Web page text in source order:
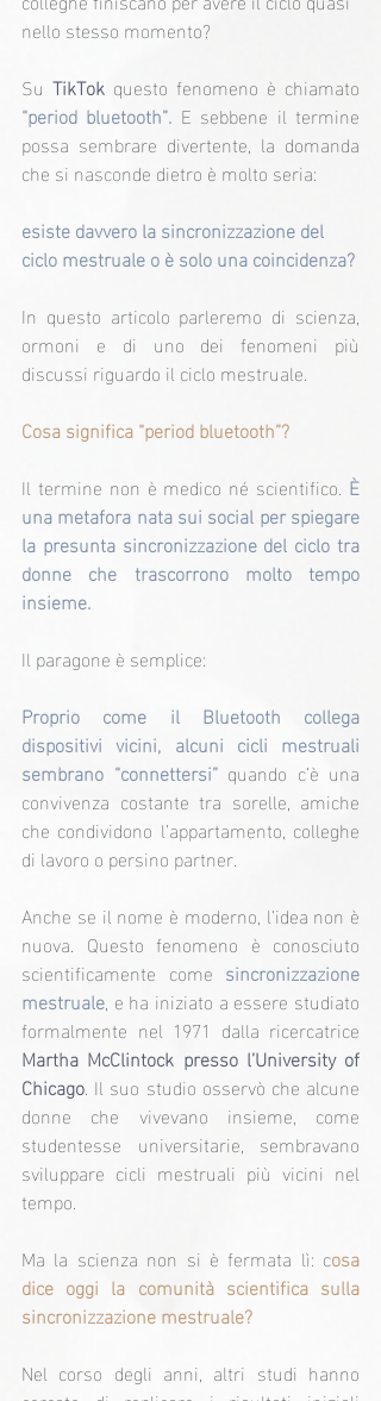
nello stesso momento?
Su TikTok
“period bluetooth”. E sebbene il termine
possa sembrare divertente, la domanda
che si nasconde dietro è molto seria:
esiste davvero la sincronizzazione del
ciclo mestruale o è solo una coincidenza?
In questo articolo parleremo di scienza,
ormoni e di uno dei fenomeni più
discussi riguardo il ciclo mestruale.
Cosa significa “period bluetooth”?
Il termine non è medico né scientifico. È
una metafora nata sui social per spiegare
la presunta sincronizzazione del ciclo tra
donne che trascorrono molto tempo
insieme.
Il paragone è semplice:
Proprio come il Bluetooth collega
dispositivi vicini, alcuni cicli mestruali
sembrano “connettersi” quando c’è una
convivenza costante tra sorelle, amiche
che condividono l’appartamento, colleghe
di lavoro o persino partner.
Anche se il nome è moderno, l’idea non è
nuova. Questo fenomeno è conosciuto
scientificamente come sincronizzazione
mestruale, e ha iniziato a essere studiato
Martha McClintock presso l’University of
Chicago. Il suo studio osservò che alcune
donne che vivevano insieme, come
studentesse universitarie, sembravano
sviluppare cicli mestruali più vicini nel
tempo.
Ma la scienza non si è fermata lì: cosa
dice oggi la comunità scientifica sulla
sincronizzazione mestruale?
Nel corso degli anni, altri studi hanno